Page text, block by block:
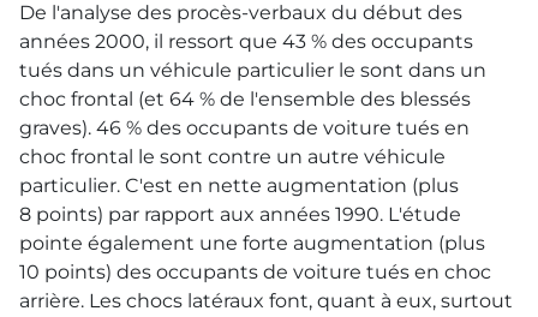
De l'analyse des procès-verbaux du début des
années 2000, il ressort que 43 % des occupants
tués dans un véhicule particulier le sont dans un
choc frontal (et 64 % de l'ensemble des blessés
graves). 46 % des occupants de voiture tués en
choc frontal le sont contre un autre véhicule
particulier. C'est en nette augmentation (plus
8 points) par rapport aux années 1990. L'étude
pointe également une forte augmentation (plus
10 points) des occupants de voiture tués en choc
arrière. Les chocs latéraux font, quant à eux, surtout